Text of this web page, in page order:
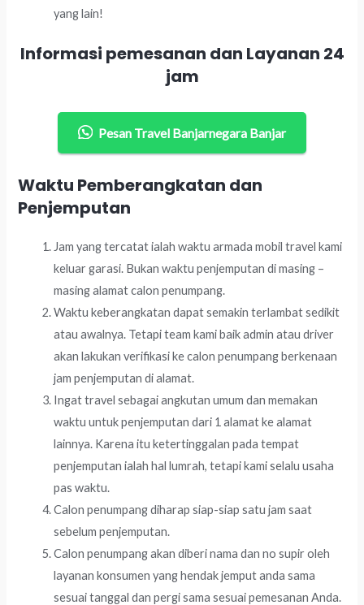
yang lain!
Informasi pemesanan dan Layanan 24
jam
Pesan Travel Banjarnegara Banjar
Waktu Pemberangkatan dan
Penjemputan
Jam yang tercatat ialah waktu armada mobil travel kami
keluar garasi. Bukan waktu penjemputan di masing –
masing alamat calon penumpang.
Waktu keberangkatan dapat semakin terlambat sedikit
atau awalnya. Tetapi team kami baik admin atau driver
akan lakukan verifikasi ke calon penumpang berkenaan
jam penjemputan di alamat.
Ingat travel sebagai angkutan umum dan memakan
waktu untuk penjemputan dari 1 alamat ke alamat
lainnya. Karena itu ketertinggalan pada tempat
penjemputan ialah hal lumrah, tetapi kami selalu usaha
pas waktu.
Calon penumpang diharap siap-siap satu jam saat
sebelum penjemputan.
Calon penumpang akan diberi nama dan no supir oleh
layanan konsumen yang hendak jemput anda sama
sesuai tanggal dan pergi sama sesuai pemesanan Anda.